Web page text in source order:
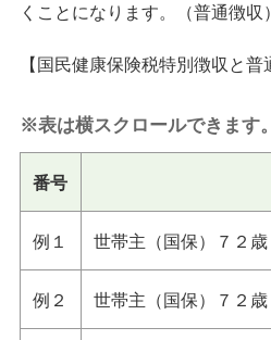
くことになります。（普通徴収）
【国民健康保険税特別徴収と普
※表は横スクロールできます。
番号
例１ 世帯主（国保）７２
例２ 世帯主（国保）７２